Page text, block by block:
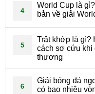
4
World Cup là
bản về giải
5
Trật khớp là gì?
cách sơ cứu khi
thương
6
Giải bóng đá
có bao nhiêu